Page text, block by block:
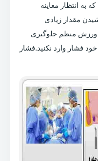
به انتظار معاینه
مقدار زیادی
ورزش منظم جلوگیری
فشار وارد نکنید.فشار